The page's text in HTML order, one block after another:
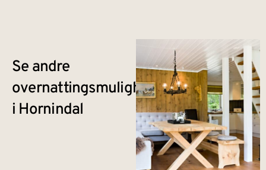
Se andre
overnattingsmuligheter
i Hornindal